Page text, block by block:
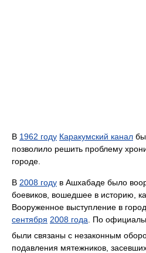
В 1962 году Каракумский канал
позволило решить проблему
городе.
В 2008 году в Ашхабаде было
боевиков, вошедшее в историю,
Вооруженное выступление в
сентября 2008 года. По
были связаны с незаконным
подавления мятежников,